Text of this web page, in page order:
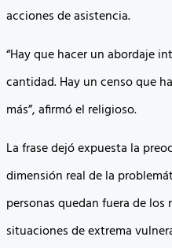
acciones de asistencia.
“Hay que hacer un abordaje
cantidad. Hay un censo que
más”, afirmó el religioso.
La frase dejó expuesta la
dimensión real de la
personas quedan fuera de
situaciones de extrema